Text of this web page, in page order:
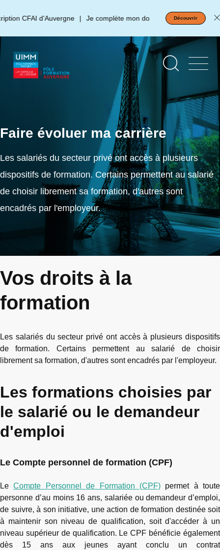
auCFAI d'Auvergne Je complète mon dossier d'inscription !
Découvrir
Faire évoluer ma carrière
Les salariés du secteur privé ont accès à plusieurs
dispositifs de formation. Certains permettent au salarié
de choisir librement sa formation, d'autres sont
encadrés par l'employeur.
Vos droits à la
formation
Les salariés du secteur privé ont accès à plusieurs dispositifs
de formation. Certains permettent au salarié de choisir
librement sa formation, d'autres sont encadrés par l'employeur.
Les formations choisies par
le salarié ou le demandeur
d'emploi
Le Compte personnel de formation (CPF)
LeCompte Personnel de Formation (CPF)permet à toute
personne d’au moins 16 ans, salariée ou demandeur d’emploi,
de suivre, à son initiative, une action de formation destinée soit
à maintenir son niveau de qualification, soit d'accéder à un
niveau supérieur de qualification. Le CPF bénéficie également
dès 15 ans aux jeunes ayant conclu un contrat